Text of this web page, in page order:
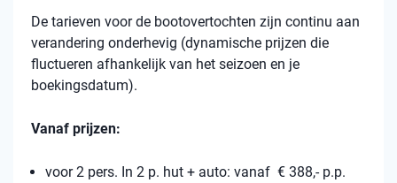
De tarieven voor de bootovertochten zijn continu aan
verandering onderhevig (dynamische prijzen die
fluctueren afhankelijk van het seizoen en je
boekingsdatum).
Vanaf prijzen:
voor 2 pers. In 2 p. hut + auto: vanaf € 388,- p.p.